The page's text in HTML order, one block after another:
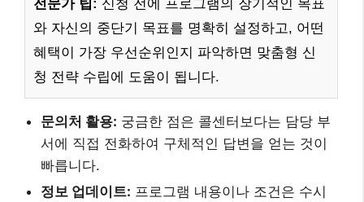
전문가 팁: 신청 전에 프로그램의 장기적인 목표
와 자신의 중단기 목표를 명확히 설정하고, 어떤
혜택이 가장 우선순위인지 파악하면 맞춤형 신
청 전략 수립에 도움이 됩니다.
문의처 활용: 궁금한 점은 콜센터보다는 담당 부
서에 직접 전화하여 구체적인 답변을 얻는 것이
빠릅니다.
정보 업데이트: 프로그램 내용이나 조건은 수시